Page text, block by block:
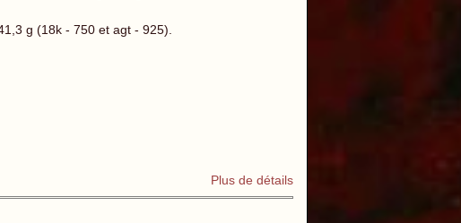
g (18k - 750 et agt - 925).
Plus de détails